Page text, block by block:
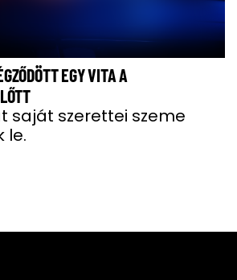
EGY VITA A
saját szerettei szeme
le.